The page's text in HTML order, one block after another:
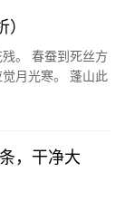
。 春蚕到死丝方
月光寒。 蓬山此
，干净大